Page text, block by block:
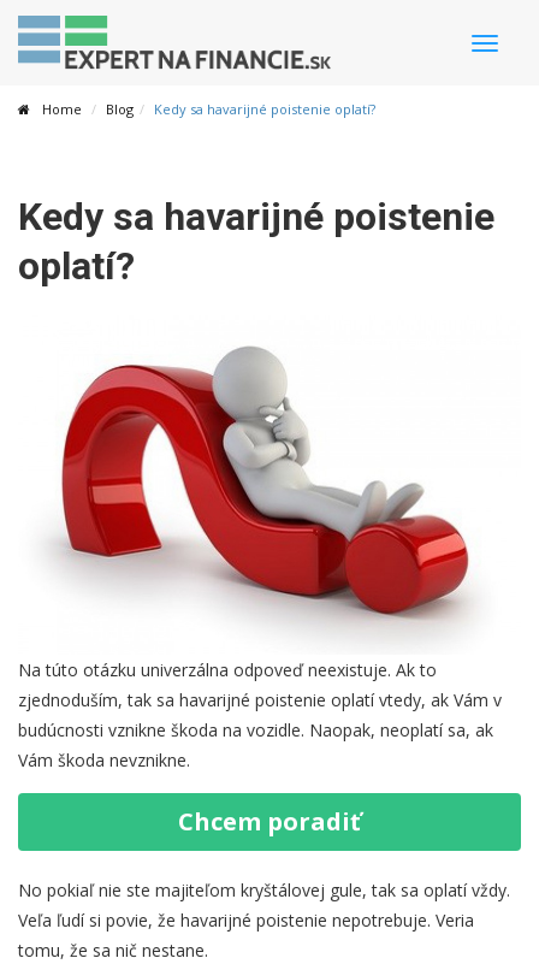
Toggle
Home Blog Kedy sa havarijné poistenie oplatí?
Kedy sa havarijné poistenie
oplatí?
Na túto otázku univerzálna odpoveď neexistuje. Ak to
zjednoduším, tak sa havarijné poistenie oplatí vtedy, ak Vám v
budúcnosti vznikne škoda na vozidle. Naopak, neoplatí sa, ak
Vám škoda nevznikne.
Chcem poradiť
No pokiaľ nie ste majiteľom kryštálovej gule, tak sa oplatí vždy.
Veľa ľudí si povie, že havarijné poistenie nepotrebuje. Veria
tomu, že sa nič nestane.